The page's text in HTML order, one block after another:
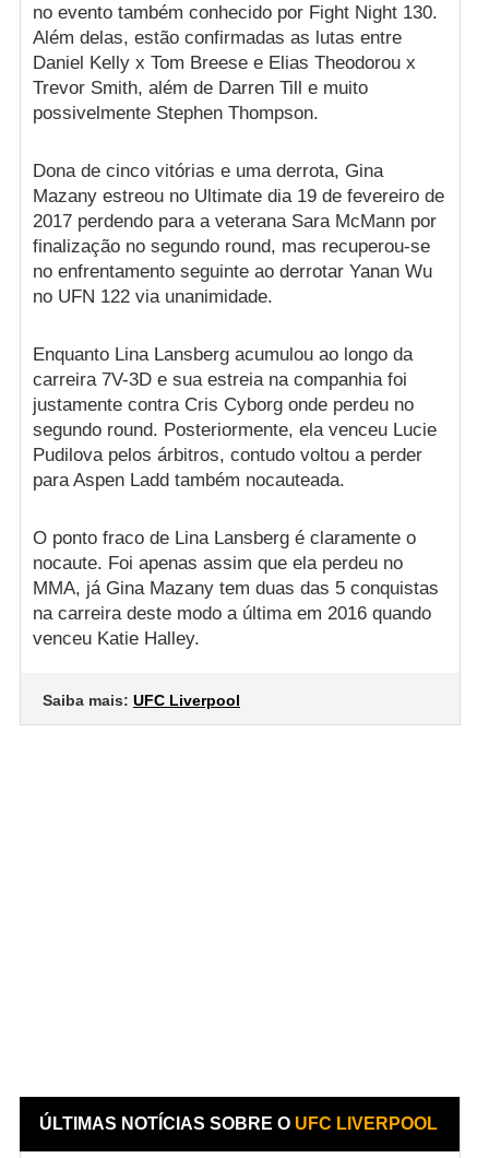
no evento também conhecido por Fight Night 130.
Além delas, estão confirmadas as lutas entre
Daniel Kelly x Tom Breese e Elias Theodorou x
Trevor Smith, além de Darren Till e muito
possivelmente Stephen Thompson.
Dona de cinco vitórias e uma derrota, Gina
Mazany estreou no Ultimate dia 19 de fevereiro de
2017 perdendo para a veterana Sara McMann por
finalização no segundo round, mas recuperou-se
no enfrentamento seguinte ao derrotar Yanan Wu
no UFN 122 via unanimidade.
Enquanto Lina Lansberg acumulou ao longo da
carreira 7V-3D e sua estreia na companhia foi
justamente contra Cris Cyborg onde perdeu no
segundo round. Posteriormente, ela venceu Lucie
Pudilova pelos árbitros, contudo voltou a perder
para Aspen Ladd também nocauteada.
O ponto fraco de Lina Lansberg é claramente o
nocaute. Foi apenas assim que ela perdeu no
MMA, já Gina Mazany tem duas das 5 conquistas
na carreira deste modo a última em 2016 quando
venceu Katie Halley.
Saiba mais: UFC Liverpool
ÚLTIMAS NOTÍCIAS SOBRE O UFC LIVERPOOL